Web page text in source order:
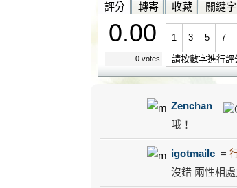
評分 轉寄 收藏 關鍵字
0.00
0 votes
1 3 5 7
請按數字進行評
Zenchan
哦！
igotmailc =
沒錯 兩性相